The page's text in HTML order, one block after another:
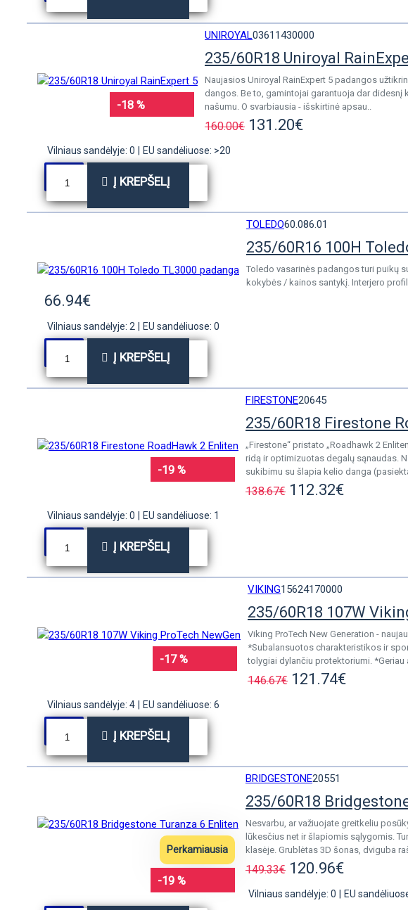
-18 %
UNIROYAL03611430000
235/60R18 Uniroyal
Naujasios Uniroyal RainExpert 5 padangos
dangos. Be to, gamintojai garantuoja dar
našumu. O svarbiausia - išskirtinė apsau..
160.00€ 131.20€
Vilniaus sandėlyje: 0 EU sandėliuose: >20
Į KREPŠELĮ
TOLEDO60.086.01
235/60R16 100H
Toledo vasarinės padangos turi puikų
kokybės / kainos santykį. Interjero
66.94€
Vilniaus sandėlyje: 2 EU sandėliuose: 0
Į KREPŠELĮ
-19 %
FIRESTONE20645
235/60R18 Firestone
„Firestone“ pristato „Roadhawk 2
ridą ir optimizuotas degalų sąnaudas.
sukibimu su šlapia kelio danga
138.67€ 112.32€
Vilniaus sandėlyje: 0 EU sandėliuose: 1
Į KREPŠELĮ
-17 %
VIKING15624170000
235/60R18 107W
Viking ProTech New Generation -
*Subalansuotos charakteristikos ir
tolygiai dylančiu protektoriumi.
146.67€ 121.74€
Vilniaus sandėlyje: 4 EU sandėliuose: 6
Į KREPŠELĮ
Perkamiausia
-19 %
BRIDGESTONE20551
235/60R18
Nesvarbu, ar važiuojate greitkeliu
lūkesčius net ir šlapiomis sąlygomis.
klasėje. Grublėtas 3D šonas, dviguba
149.33€ 120.96€
Vilniaus sandėlyje: 0 EU